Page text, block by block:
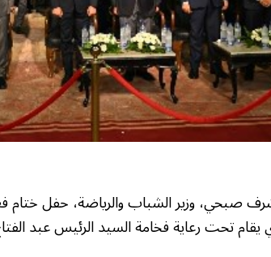
صبحي، وزير الشباب والرياضة، حفل ختام
يقام تحت رعاية فخامة السيد الرئيس عبد